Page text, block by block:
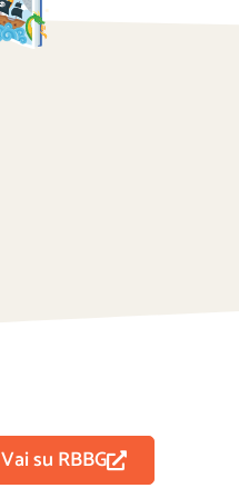
Vai su RBBG